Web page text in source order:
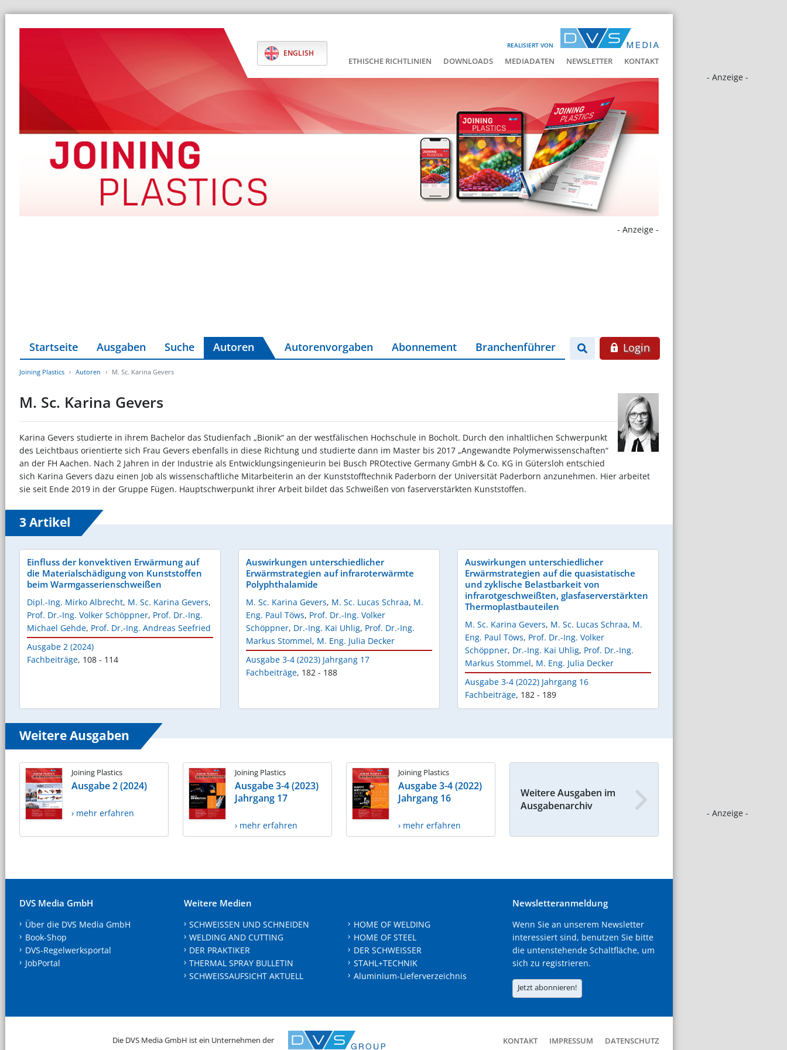
REALISIERT VON
ENGLISH
ETHISCHE RICHTLINIEN DOWNLOADS MEDIADATEN NEWSLETTER KONTAKT
- Anzeige -
- Anzeige -
- Anzeige -
Startseite Ausgaben Suche Autoren Autorenvorgaben Abonnement Branchenführer Login
Joining Plastics Autoren M. Sc. Karina Gevers
M. Sc. Karina Gevers
Karina Gevers studierte in ihrem Bachelor das Studienfach „Bionik“ an der westfälischen Hochschule in Bocholt. Durch den inhaltlichen Schwerpunkt
des Leichtbaus orientierte sich Frau Gevers ebenfalls in diese Richtung und studierte dann im Master bis 2017 „Angewandte Polymerwissenschaften“
an der FH Aachen. Nach 2 Jahren in der Industrie als Entwicklungsingenieurin bei Busch PROtective Germany GmbH & Co. KG in Gütersloh entschied
sich Karina Gevers dazu einen Job als wissenschaftliche Mitarbeiterin an der Kunststofftechnik Paderborn der Universität Paderborn anzunehmen. Hier arbeitet
sie seit Ende 2019 in der Gruppe Fügen. Hauptschwerpunkt ihrer Arbeit bildet das Schweißen von faserverstärkten Kunststoffen.
3 Artikel
Einfluss der konvektiven Erwärmung auf
die Materialschädigung von Kunststoffen
beim Warmgasserienschweißen
Dipl.-Ing. Mirko Albrecht, M. Sc. Karina Gevers,
Prof. Dr.-Ing. Volker Schöppner, Prof. Dr.-Ing.
Michael Gehde, Prof. Dr.-Ing. Andreas Seefried
Ausgabe 2 (2024)
Fachbeiträge, 108 - 114
Auswirkungen unterschiedlicher
Erwärmstrategien auf infraroterwärmte
Polyphthalamide
M. Sc. Karina Gevers, M. Sc. Lucas Schraa, M.
Eng. Paul Töws, Prof. Dr.-Ing. Volker
Schöppner, Dr.-Ing. Kai Uhlig, Prof. Dr.-Ing.
Markus Stommel, M. Eng. Julia Decker
Ausgabe 3-4 (2023) Jahrgang 17
Fachbeiträge, 182 - 188
Auswirkungen unterschiedlicher
Erwärmstrategien auf die quasistatische
und zyklische Belastbarkeit von
infrarotgeschweißten, glasfaserverstärkten
Thermoplastbauteilen
M. Sc. Karina Gevers, M. Sc. Lucas Schraa, M.
Eng. Paul Töws, Prof. Dr.-Ing. Volker
Schöppner, Dr.-Ing. Kai Uhlig, Prof. Dr.-Ing.
Markus Stommel, M. Eng. Julia Decker
Ausgabe 3-4 (2022) Jahrgang 16
Fachbeiträge, 182 - 189
Weitere Ausgaben
Joining Plastics
Ausgabe 2 (2024)
› mehr erfahren
Joining Plastics
Ausgabe 3-4 (2023)
Jahrgang 17
› mehr erfahren
Joining Plastics
Ausgabe 3-4 (2022)
Jahrgang 16
› mehr erfahren
Weitere Ausgaben im
Ausgabenarchiv
DVS Media GmbH
Über die DVS Media GmbH
Book-Shop
DVS-Regelwerksportal
JobPortal
Weitere Medien
SCHWEISSEN UND SCHNEIDEN
WELDING AND CUTTING
DER PRAKTIKER
THERMAL SPRAY BULLETIN
SCHWEISSAUFSICHT AKTUELL
HOME OF WELDING
HOME OF STEEL
DER SCHWEISSER
STAHL+TECHNIK
Aluminium-Lieferverzeichnis
Newsletteranmeldung
Wenn Sie an unserem Newsletter
interessiert sind, benutzen Sie bitte
die untenstehende Schaltfläche, um
sich zu registrieren.
Jetzt abonnieren!
Die DVS Media GmbH ist ein Unternehmen der KONTAKT IMPRESSUM DATENSCHUTZ